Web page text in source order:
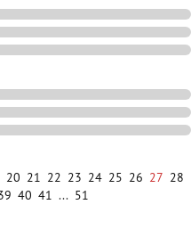
20 21 22 23 24 25 26 27 28
40 41 ... 51